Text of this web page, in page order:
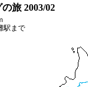
旅 2003/02
駅まで